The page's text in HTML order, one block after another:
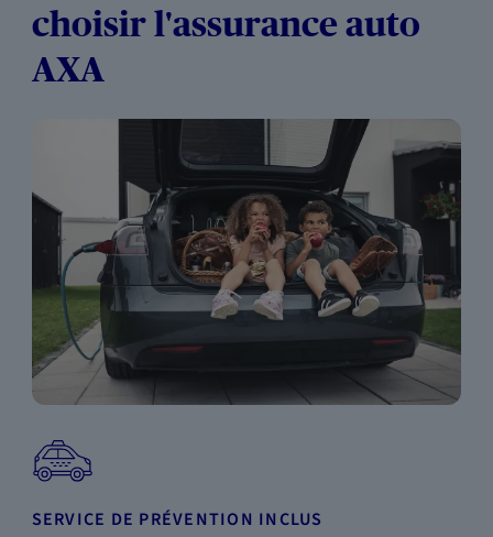
choisir l'assurance auto
AXA
SERVICE DE PRÉVENTION INCLUS